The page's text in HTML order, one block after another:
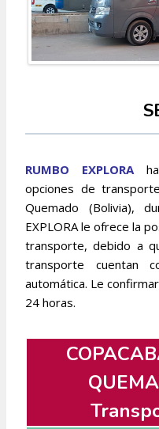
RUMBO EXPLORAha
opciones de
Quemado (Bolivia),
EXPLORA le ofrece la
transporte, debido a
transporte cuentan
automática. Le
24 horas.